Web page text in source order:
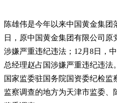
陈雄伟是今年以来中国黄金集团
日，原中国黄金集团有限公司
涉嫌严重违纪违法；12月8日，
总经理赵占国涉嫌严重违纪违
国家监委驻国务院国资委纪检
监察调查的地方为天津市监委、